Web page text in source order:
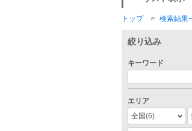
トップ 検索結果
絞り込み
キーワード
エリア
全国(6)